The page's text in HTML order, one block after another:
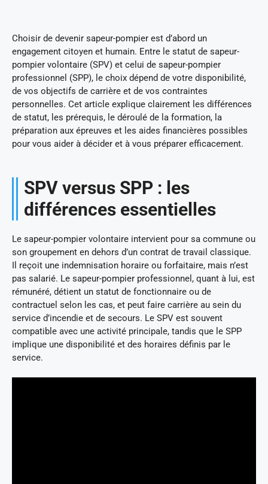
Choisir de devenir sapeur-pompier est d’abord un
engagement citoyen et humain. Entre le statut de sapeur-
pompier volontaire (SPV) et celui de sapeur-pompier
professionnel (SPP), le choix dépend de votre disponibilité,
de vos objectifs de carrière et de vos contraintes
personnelles. Cet article explique clairement les différences
de statut, les prérequis, le déroulé de la formation, la
préparation aux épreuves et les aides financières possibles
pour vous aider à décider et à vous préparer efficacement.
SPV versus SPP : les
différences essentielles
Le sapeur-pompier volontaire intervient pour sa commune ou
son groupement en dehors d’un contrat de travail classique.
Il reçoit une indemnisation horaire ou forfaitaire, mais n’est
pas salarié. Le sapeur-pompier professionnel, quant à lui, est
rémunéré, détient un statut de fonctionnaire ou de
contractuel selon les cas, et peut faire carrière au sein du
service d’incendie et de secours. Le SPV est souvent
compatible avec une activité principale, tandis que le SPP
implique une disponibilité et des horaires définis par le
service.